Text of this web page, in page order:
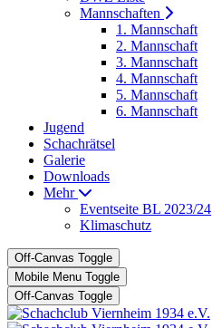
Mannschaften
1. Mannschaft
2. Mannschaft
3. Mannschaft
4. Mannschaft
5. Mannschaft
6. Mannschaft
Jugend
Schachrätsel
Galerie
Downloads
Mehr
Eventseite BL 2023/24
Klimaschutz
Off-Canvas Toggle
Mobile Menu Toggle
Off-Canvas Toggle